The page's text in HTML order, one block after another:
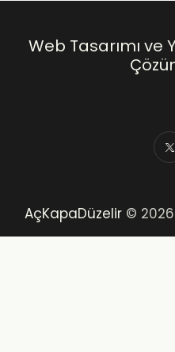
Web Tasarımı ve
AçKapaDüzelir ©